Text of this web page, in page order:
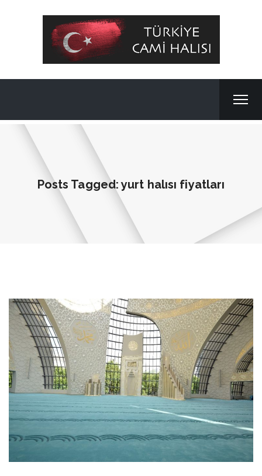
Posts Tagged: yurt halısı fiyatları